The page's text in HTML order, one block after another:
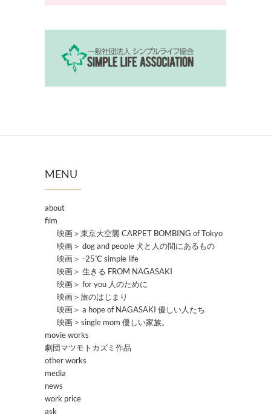
MENU
about
film
映画＞東京大空襲 CARPET BOMBING of Tokyo
映画＞ dog and people 犬と人の間にあるもの
映画＞ -25℃ simple life
映画＞ 生きる FROM NAGASAKI
映画＞ for you 人のために
映画＞旅のはじまり
映画＞ a hope of NAGASAKI 優しい人たち
映画 > single mom 優しい家族。
movie works
劇団マツモトカズミ作品
other works
media
news
work price
ask